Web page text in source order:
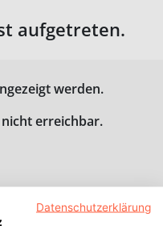
aufgetreten.
werden.
erreichbar.
Datenschutzerklärung